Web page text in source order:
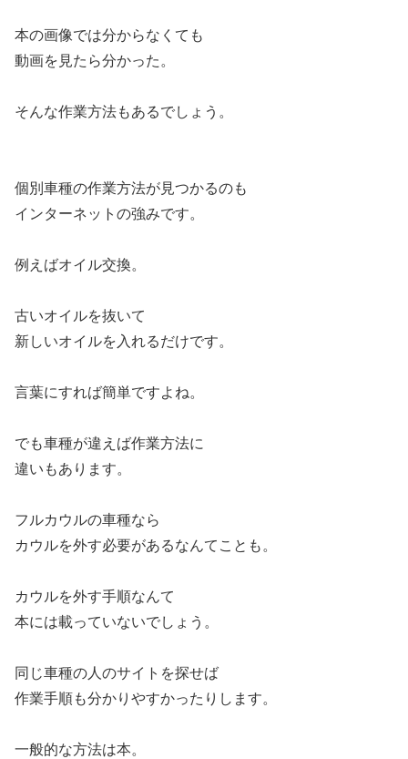
本の画像では分からなくても
動画を見たら分かった。
そんな作業方法もあるでしょう。
個別車種の作業方法が見つかるのも
インターネットの強みです。
例えばオイル交換。
古いオイルを抜いて
新しいオイルを入れるだけです。
言葉にすれば簡単ですよね。
でも車種が違えば作業方法に
違いもあります。
フルカウルの車種なら
カウルを外す必要があるなんてことも。
カウルを外す手順なんて
本には載っていないでしょう。
同じ車種の人のサイトを探せば
作業手順も分かりやすかったりします。
一般的な方法は本。